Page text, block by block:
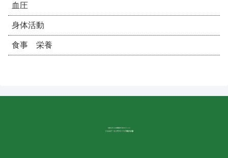
血圧
身体活動
食事 栄養